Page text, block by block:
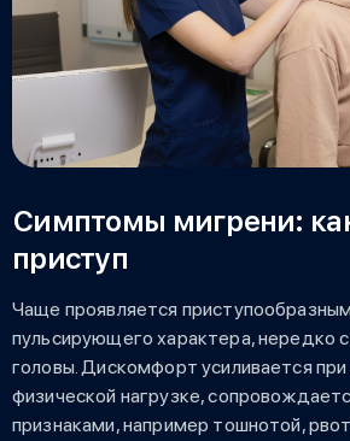
Симптомы мигрени:
приступ
Чаще проявляется
пульсирующего характера, нередко
головы. Дискомфорт усиливается
физической нагрузке,
признаками, например тошнотой,